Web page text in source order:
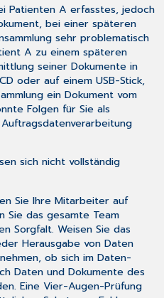
Patienten A erfasstes, jedoch
bei einer späteren
sehr problematisch
A zu einem späteren
seiner Dokumente in
oder auf einem USB-Stick,
ein Dokument vom
Folgen für Sie als
sich nicht vollständig
Sie Ihre Mitarbeiter auf
Sie das gesamte Team
Sorgfalt. Weisen Sie das
Herausgabe von Daten
ob sich im Daten-
Daten und Dokumente des
Eine Vier-Augen-Prüfung